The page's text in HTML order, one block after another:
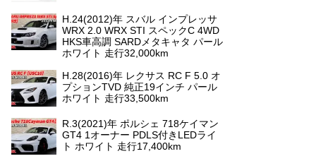
H.24(2012)年 スバル インプレッサ
WRX 2.0 WRX STI スペックC 4WD
HKS車高調 SARDメタキャタ パール
ホワイト 走行32,000km
H.28(2016)年 レクサス RC F 5.0 オ
プションTVD 純正19インチ パール
ホワイト 走行33,500km
R.3(2021)年 ポルシェ 718ケイマン
GT4 1オーナー PDLS付きLEDライ
ト ホワイト 走行17,400km